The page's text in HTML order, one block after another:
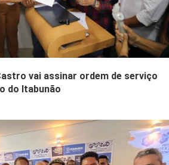
vai assinar ordem de serviço
do Itabunão